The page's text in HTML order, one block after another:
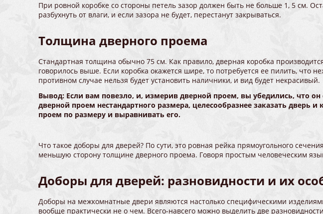
При ровной коробке со стороны петель зазор должен быть не больше 1, 5 см.
разбухнуть от влаги, и если зазора не будет, перестанут закрываться.
Толщина дверного проема
Стандартная толщина обычно 75 см. Как правило, дверная коробка
говорилось выше. Если коробка окажется шире, то потребуется ее пилить, что
противном случае нельзя будет установить наличники, и вид будет некрасивый.
Вывод: Если вам повезло, и, измерив дверной проем, вы убедились, что
дверной проем нестандартного размера, целесообразнее заказать дверь
проем по размеру и выравнивать его.
Что такое доборы для дверей? По сути, это ровная рейка прямоугольного
меньшую сторону толщине дверного проема. Говоря простым человеческим
Доборы для дверей: разновидности и их
Доборы на межкомнатные двери являются настолько специфическими
вообще практически не о чем. Всего-навсего можно выделить две